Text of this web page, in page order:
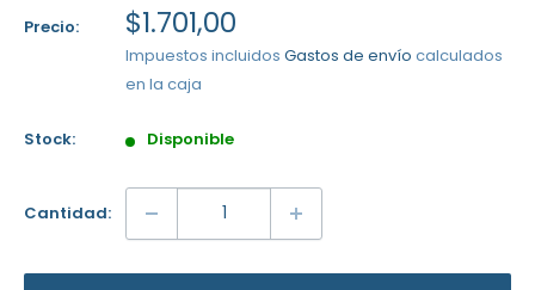
Precio: Precio
de
venta
$1.701,00
Impuestos incluidos Gastos de envío calculados
en la caja
Stock: Disponible
Cantidad: